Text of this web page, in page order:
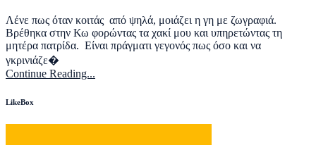
Λένε πως όταν κοιτάς από ψηλά, μοιάζει η γη με ζωγραφιά.
Βρέθηκα στην Κω φορώντας τα χακί μου και υπηρετώντας τη
μητέρα πατρίδα. Είναι πράγματι γεγονός πως όσο και να
γκρινιάζε�
Continue Reading...
LikeBox